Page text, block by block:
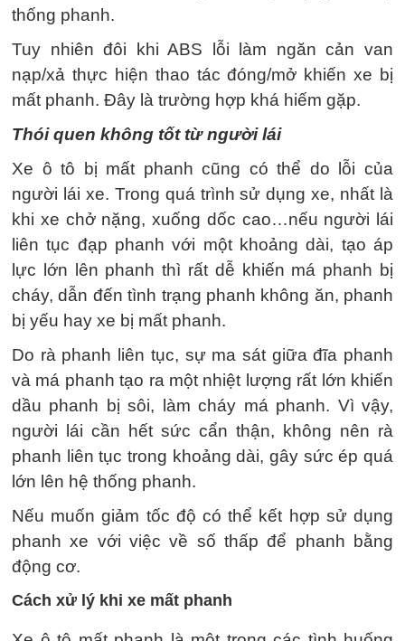
thống phanh.
Tuy nhiên đôi khi ABS lỗi làm ngăn cản van
nạp/xả thực hiện thao tác đóng/mở khiến xe bị
mất phanh. Đây là trường hợp khá hiếm gặp.
Thói quen không tốt từ người lái
Xe ô tô bị mất phanh cũng có thể do lỗi của
người lái xe. Trong quá trình sử dụng xe, nhất là
khi xe chở nặng, xuống dốc cao…nếu người lái
liên tục đạp phanh với một khoảng dài, tạo áp
lực lớn lên phanh thì rất dễ khiến má phanh bị
cháy, dẫn đến tình trạng phanh không ăn, phanh
bị yếu hay xe bị mất phanh.
Do rà phanh liên tục, sự ma sát giữa đĩa phanh
và má phanh tạo ra một nhiệt lượng rất lớn khiến
dầu phanh bị sôi, làm cháy má phanh. Vì vậy,
người lái cần hết sức cẩn thận, không nên rà
phanh liên tục trong khoảng dài, gây sức ép quá
lớn lên hệ thống phanh.
Nếu muốn giảm tốc độ có thể kết hợp sử dụng
phanh xe với việc về số thấp để phanh bằng
động cơ.
Cách xử lý khi xe mất phanh